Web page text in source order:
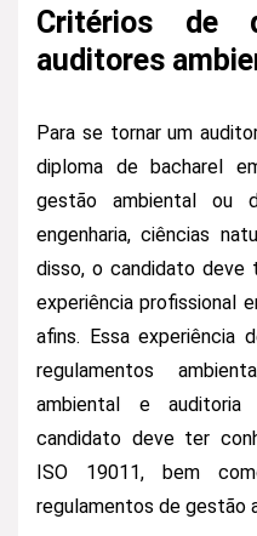
Critérios de
auditores
Para se tornar um
diploma de bacharel
gestão ambiental ou
engenharia, ciências
disso, o candidato deve
experiência profissional
afins. Essa experiência
regulamentos
ambiental e
candidato deve ter
ISO 19011, bem
regulamentos de gestão